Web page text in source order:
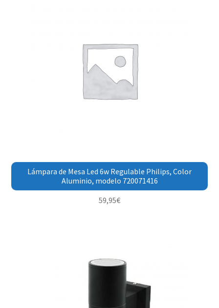
Lámpara de Mesa Led 6w Regulable Philips, Color
Aluminio, modelo 720071416
59,95€